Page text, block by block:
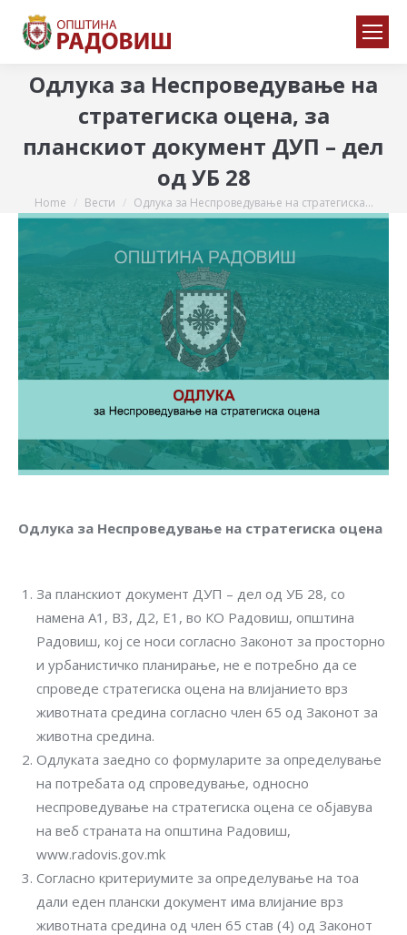
Одлука за Неспроведување на
стратегиска оцена, за
планскиот документ ДУП – дел
од УБ 28
You are here:
Home Вести Одлука за Неспроведување на стратегиска…
Одлука за Неспроведување на стратегиска оцена
За планскиот документ ДУП – дел од УБ 28, со
намена А1, В3, Д2, Е1, во КО Радовиш, општина
Радовиш, кој се носи согласно Законот за просторно
и урбанистичко планирање, не е потребно да се
спроведе стратегиска оцена на влијанието врз
животната средина согласно член 65 од Законот за
животна средина.
Одлуката заедно со формуларите за определување
на потребата од спроведување, односно
неспроведување на стратегиска оцена се објавува
на веб страната на општина Радовиш,
www.radovis.gov.mk
Согласно критериумите за определување на тоа
дали еден плански документ има влијание врз
животната средина од член 65 став (4) од Законот